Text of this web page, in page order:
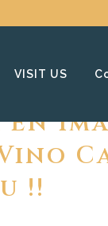
VISIT US
!!